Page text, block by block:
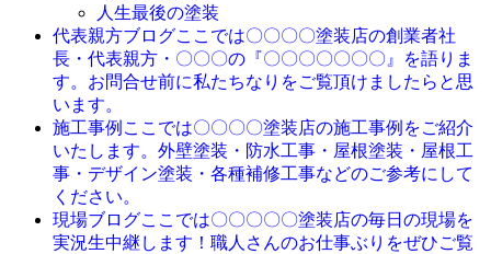
人生最後の塗装
代表親方ブログここでは〇〇〇〇塗装店の創業者社
長・代表親方・〇〇〇の『〇〇〇〇〇〇〇』を語りま
す。お問合せ前に私たちなりをご覧頂けましたらと思
います。
施工事例 ここでは〇〇〇〇塗装店の施工事例をご紹介
いたします。外壁塗装・防水工事・屋根塗装・屋根工
事・デザイン塗装・各種補修工事などのご参考にして
ください。
現場ブログここでは〇〇〇〇〇塗装店の毎日の現場を
実況生中継します！職人さんのお仕事ぶりをぜひご覧